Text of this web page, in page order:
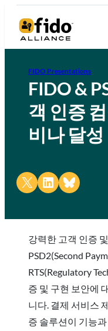
FIDO Presentations
FIDO &
객 인증
비나 달성
Share on X Share on LinkedIn
Share on Bluesky
강력한 고객 인증
PSD2(Second
RTS(Regulatory
증 및 구현 보안에
니다. 결제 서비스
증 솔루션이 기능